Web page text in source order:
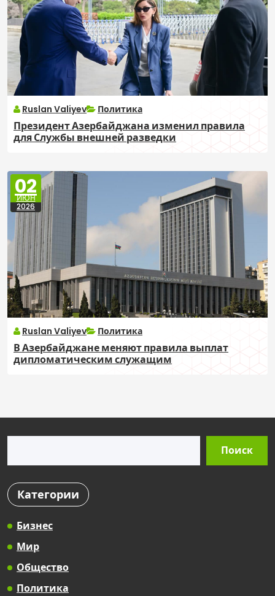
Ruslan Valiyev Политика
Президент Азербайджана изменил правила
для Службы внешней разведки
02
ИЮН
2026
Ruslan Valiyev Политика
В Азербайджане меняют правила выплат
дипломатическим служащим
Поиск
Категории
Бизнес
Мир
Общество
Политика